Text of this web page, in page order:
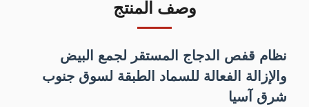
وصف المنتج
نظام قفص الدجاج المستقر لجمع البيض
والإزالة الفعالة للسماد الطبقة لسوق جنوب
شرق آسيا